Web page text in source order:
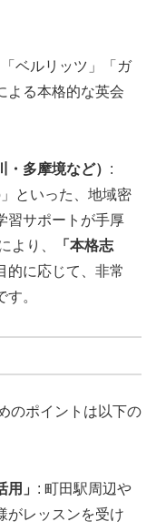
ベルリッツ」「ガ
よる本格的な英会
多摩境など） :
といった、地域密
習サポートが手厚
より、
「本格志
的に応じて、非常
。
のポイントは以下の
」 : 町田駅周辺や
がレッスンを受け